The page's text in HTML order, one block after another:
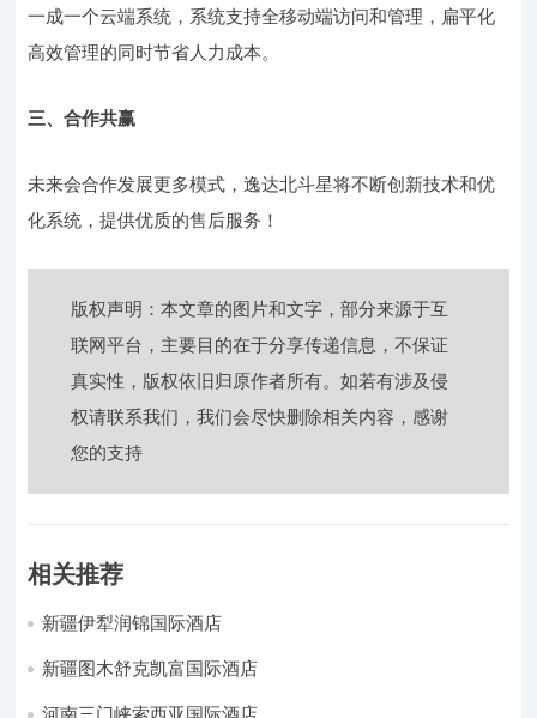
一成一个云端系统，系统支持全移动端访问和管理，扁平化
高效管理的同时节省人力成本。
三、合作共赢
未来会合作发展更多模式，逸达北斗星将不断创新技术和优
化系统，提供优质的售后服务！
版权声明：本文章的图片和文字，部分来源于互
联网平台，主要目的在于分享传递信息，不保证
真实性，版权依旧归原作者所有。如若有涉及侵
权请联系我们，我们会尽快删除相关内容，感谢
您的支持
相关推荐
新疆伊犁润锦国际酒店
新疆图木舒克凯富国际酒店
河南三门峡索西亚国际酒店